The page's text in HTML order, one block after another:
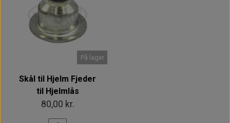
På lager
Skål til Hjelm Fjeder
til Hjelmlås
80,00 kr.